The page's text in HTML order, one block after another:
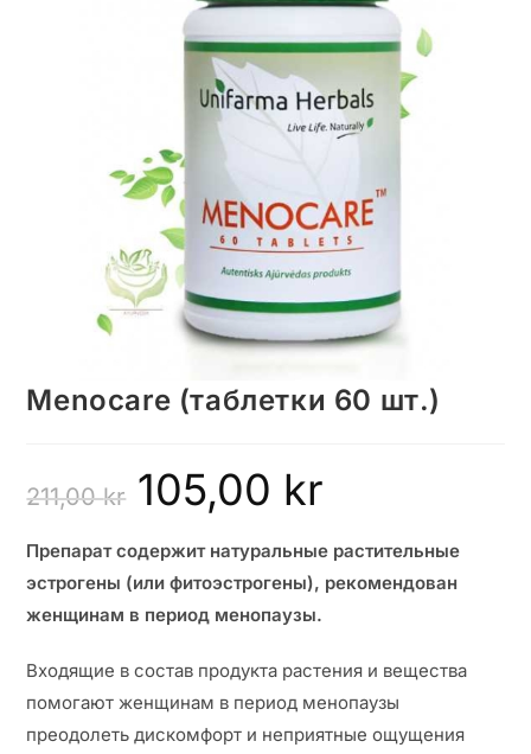
Menocare (таблетки 60 шт.)
211,00kr 105,00 kr
Препарат содержит натуральные растительные
эстрогены (или фитоэстрогены), рекомендован
женщинам в период менопаузы.
Входящие в состав продукта растения и вещества
помогают женщинам в период менопаузы
преодолеть дискомфорт и неприятные ощущения